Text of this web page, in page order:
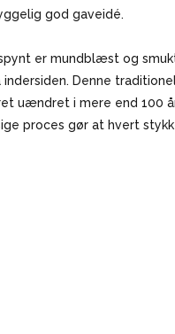
god gaveidé.
er mundblæst og
Denne
uændret i mere end 100
proces gør at hvert